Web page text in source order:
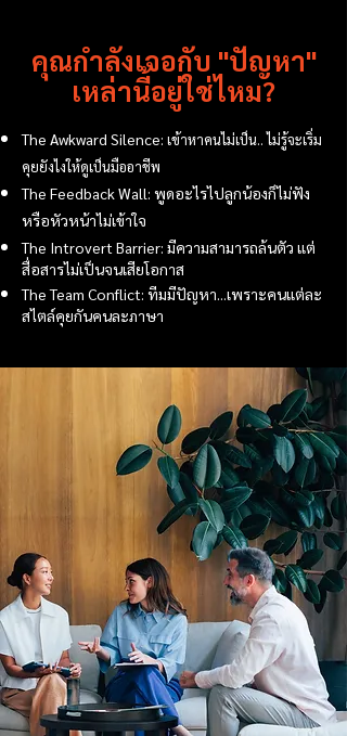
คุณกำลังเจอกับ "ปัญหา"
เหล่านี้อยู่ใช่ไหม?
The Awkward Silence: เข้าหาคนไม่เป็น.. ไม่รู้จะเริ่ม
คุยยังไงให้ดูเป็นมืออาชีพ
The Feedback Wall: พูดอะไรไปลูกน้องก็ไม่ฟัง
หรือหัวหน้าไม่เข้าใจ
The Introvert Barrier: มีความสามารถล้นตัว แต่
สื่อสารไม่เป็นจนเสียโอกาส
The Team Conflict: ทีมมีปัญหา...เพราะคนแต่ละ
สไตล์คุยกันคนละภาษา